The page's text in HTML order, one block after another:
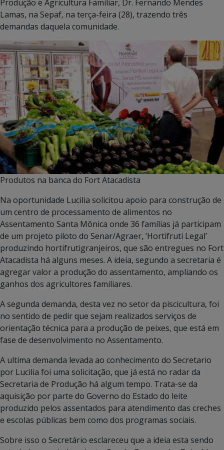
Produção e Agricultura Familiar, Dr. Fernando Mendes
Lamas, na Sepaf, na terça-feira (28), trazendo três
demandas daquela comunidade.
Produtos na banca do Fort Atacadista
Na oportunidade Lucilia solicitou apoio para construção de
um centro de processamento de alimentos no
Assentamento Santa Mônica onde 36 famílias já participam
de um projeto piloto do Senar/Agraer, ‘Hortifruti Legal’
produzindo hortifrutigranjeiros, que são entregues no Fort
Atacadista há alguns meses. A ideia, segundo a secretaria é
agregar valor a produção do assentamento, ampliando os
ganhos dos agricultores familiares.
A segunda demanda, desta vez no setor da piscicultura, foi
no sentido de pedir que sejam realizados serviços de
orientação técnica para a produção de peixes, que está em
fase de desenvolvimento no Assentamento.
A ultima demanda levada ao conhecimento do Secretario
por Lucilia foi uma solicitação, que já está no radar da
Secretaria de Produção há algum tempo. Trata-se da
aquisição por parte do Governo do Estado do leite
produzido pelos assentados para atendimento das creches
e escolas públicas bem como dos programas sociais.
Sobre isso o Secretário esclareceu que a ideia esta sendo